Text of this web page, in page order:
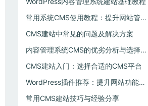
常用系统CMS使用教程：提升网站管理效率的方法
CMS建站中常见的问题及解决方案
内容管理系统CMS的优劣分析与选择建议
CMS建站入门：选择合适的CMS平台
WordPress插件推荐：提升网站功能与体验
常用CMS建站技巧与经验分享